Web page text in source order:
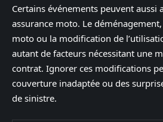
Certains événements peuvent aussi
assurance moto. Le
moto ou la modification de
autant de facteurs nécessitant une
contrat. Ignorer ces modifications
couverture inadaptée ou des
de sinistre.